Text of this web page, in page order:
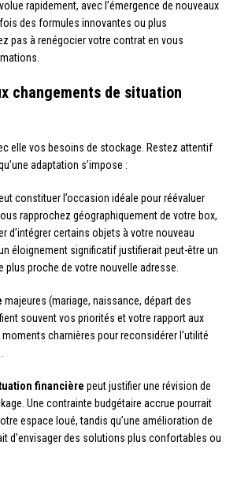
rapidement, avec l’émergence de nouveaux
des formules innovantes ou plus
pas à renégocier votre contrat en vous
changements de situation
elle vos besoins de stockage. Restez attentif
adaptation s’impose :
constituer l’occasion idéale pour réévaluer
rapprochez géographiquement de votre box,
d’intégrer certains objets à votre nouveau
éloignement significatif justifierait peut-être un
plus proche de votre nouvelle adresse.
majeures (mariage, naissance, départ des
souvent vos priorités et votre rapport aux
charnières pour reconsidérer l’utilité
financière peut justifier une révision de
Une contrainte budgétaire accrue pourrait
espace loué, tandis qu’une amélioration de
d’envisager des solutions plus confortables ou